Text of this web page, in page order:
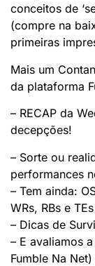
conceitos de
(compre na
primeiras
Mais um
da plataforma
– RECAP da
decepções!
– Sorte ou
performances
– Tem ainda:
WRs, RBs e TEs
– Dicas de
– E avaliamos
Fumble Na